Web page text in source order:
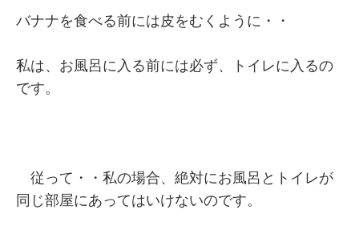
バナナを食べる前には皮をむくように・・
私は、お風呂に入る前には必ず、トイレに入るの
です。
従って・・私の場合、絶対にお風呂とトイレが
同じ部屋にあってはいけないのです。